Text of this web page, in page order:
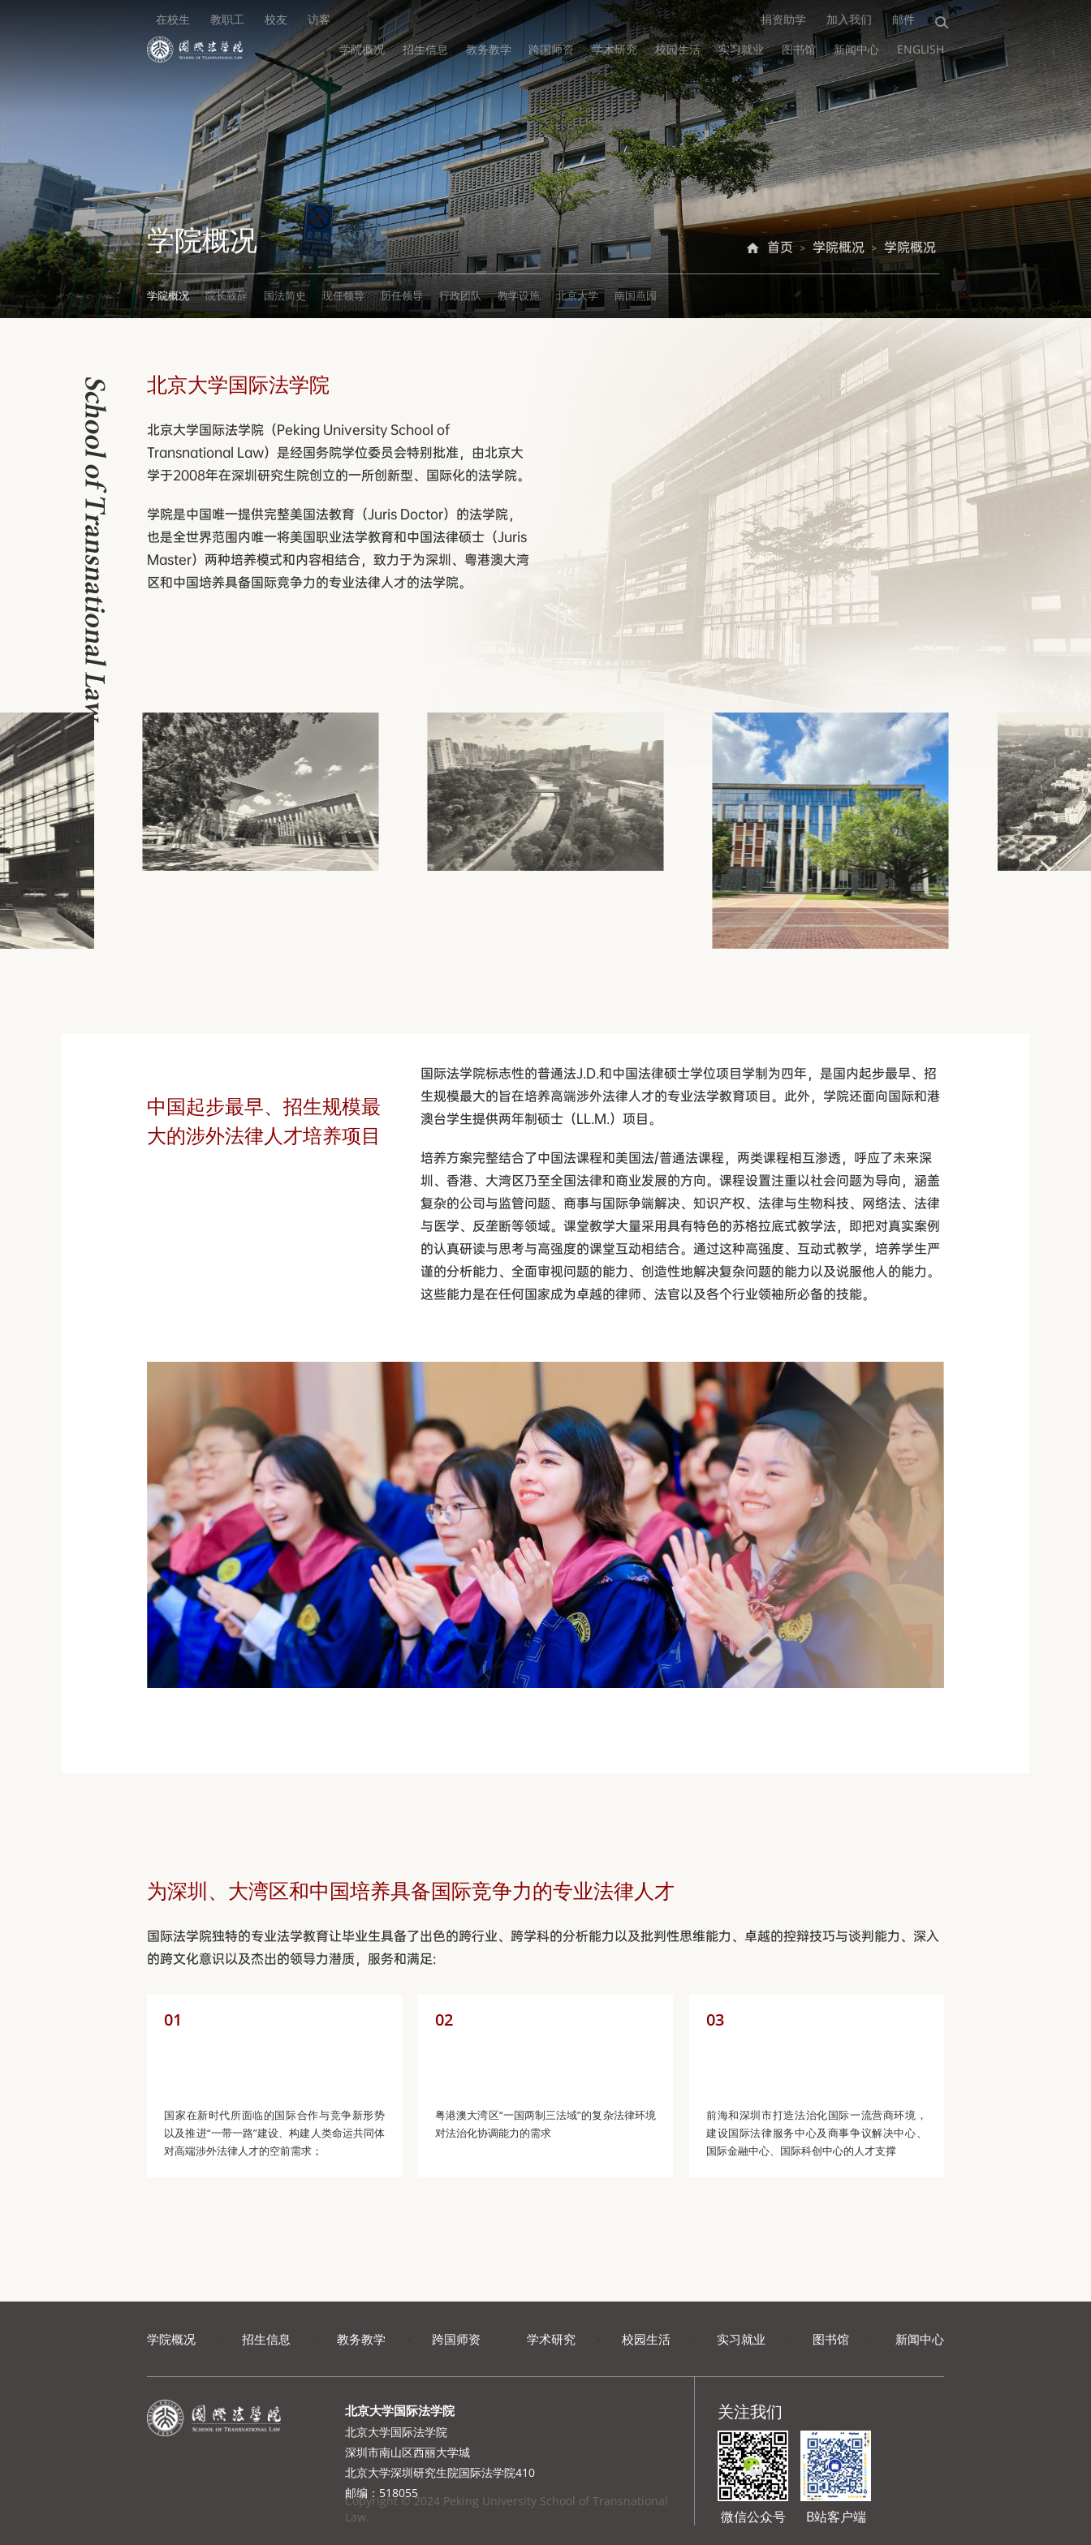
在校生 教职工 校友 访客 捐资助学 加入我们
邮件
学院概况
招生信息 教务教学 跨国师资 学术研究 校园生活 实习就业 图书馆 新闻中心 ENGLISH
学院概况 首页 > 学院概况 > 学院概况
学院概况 院长致辞 国法简史 现任领导 历任领导 行政团队 教学设施 北京大学 南国燕园
北京大学国际法学院
北京大学国际法学院（Peking University School of
Transnational Law）是经国务院学位委员会特别批准，由北京大
学于2008年在深圳研究生院创立的一所创新型、国际化的法学院。
学院是中国唯一提供完整美国法教育（Juris Doctor）的法学院，
也是全世界范围内唯一将美国职业法学教育和中国法律硕士（Juris
Master）两种培养模式和内容相结合，致力于为深圳、粤港澳大湾
区和中国培养具备国际竞争力的专业法律人才的法学院。
中国起步最早、招生规模最
大的涉外法律人才培养项目
国际法学院标志性的普通法J.D.和中国法律硕士学位项目学制为四年，是国内起步最早、招
生规模最大的旨在培养高端涉外法律人才的专业法学教育项目。此外，学院还面向国际和港
澳台学生提供两年制硕士（LL.M.）项目。
培养方案完整结合了中国法课程和美国法/普通法课程，两类课程相互渗透，呼应了未来深
圳、香港、大湾区乃至全国法律和商业发展的方向。课程设置注重以社会问题为导向，涵盖
复杂的公司与监管问题、商事与国际争端解决、知识产权、法律与生物科技、网络法、法律
与医学、反垄断等领域。课堂教学大量采用具有特色的苏格拉底式教学法，即把对真实案例
的认真研读与思考与高强度的课堂互动相结合。通过这种高强度、互动式教学，培养学生严
谨的分析能力、全面审视问题的能力、创造性地解决复杂问题的能力以及说服他人的能力。
这些能力是在任何国家成为卓越的律师、法官以及各个行业领袖所必备的技能。
为深圳、大湾区和中国培养具备国际竞争力的专业法律人才
国际法学院独特的专业法学教育让毕业生具备了出色的跨行业、跨学科的分析能力以及批判性思维能力、卓越的控辩技巧与谈判能力、深入
的跨文化意识以及杰出的领导力潜质，服务和满足:
01
国家在新时代所面临的国际合作与竞争新形势
以及推进“一带一路”建设、构建人类命运共同体
对高端涉外法律人才的空前需求；
02
粤港澳大湾区“一国两制三法域”的复杂法律环境
对法治化协调能力的需求
03
前海和深圳市打造法治化国际一流营商环境，
建设国际法律服务中心及商事争议解决中心、
国际金融中心、国际科创中心的人才支撑
学院概况 招生信息 教务教学 跨国师资 学术研究 校园生活 实习就业 图书馆 新闻中心
北京大学国际法学院
北京大学国际法学院
深圳市南山区西丽大学城
北京大学深圳研究生院国际法学院410
邮编：518055
Copyright © 2024 Peking University School of Transnational
Law.
关注我们
微信公众号 B站客户端